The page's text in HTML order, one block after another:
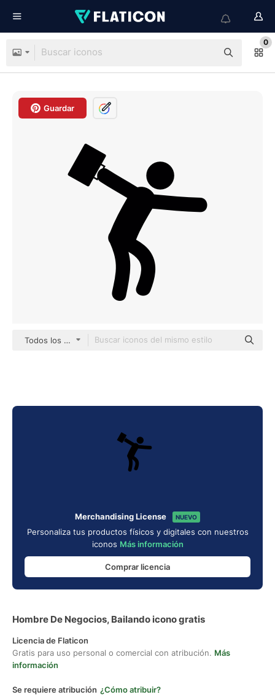
0
Guardar
Todos los estilos
Merchandising License NUEVO
Personaliza tus productos físicos y digitales con nuestros
iconos Más información
Comprar licencia
Hombre De Negocios, Bailando icono gratis
Licencia de Flaticon
Gratis para uso personal o comercial con atribución. Más
información
Se requiere atribución ¿Cómo atribuir?